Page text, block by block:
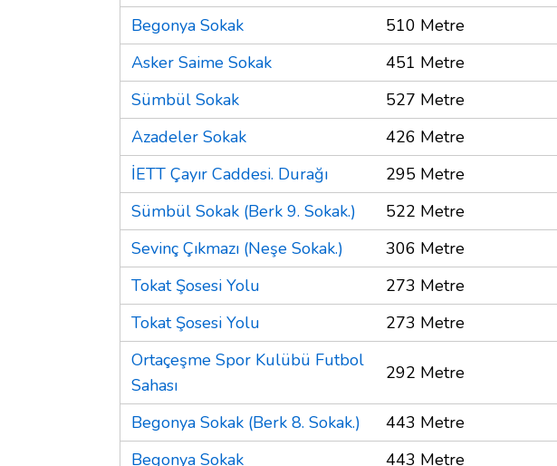
Begonya Sokak
510 Metre
Asker Saime Sokak
451 Metre
Sümbül Sokak
527 Metre
Azadeler Sokak
426 Metre
İETT Çayır Caddesi. Durağı
295 Metre
Sümbül Sokak (Berk 9. Sokak.)
522 Metre
Sevinç Çıkmazı (Neşe Sokak.)
306 Metre
Tokat Şosesi Yolu
273 Metre
Tokat Şosesi Yolu
273 Metre
Ortaçeşme Spor Kulübü Futbol
Sahası
292 Metre
Begonya Sokak (Berk 8. Sokak.)
443 Metre
Begonya Sokak
443 Metre